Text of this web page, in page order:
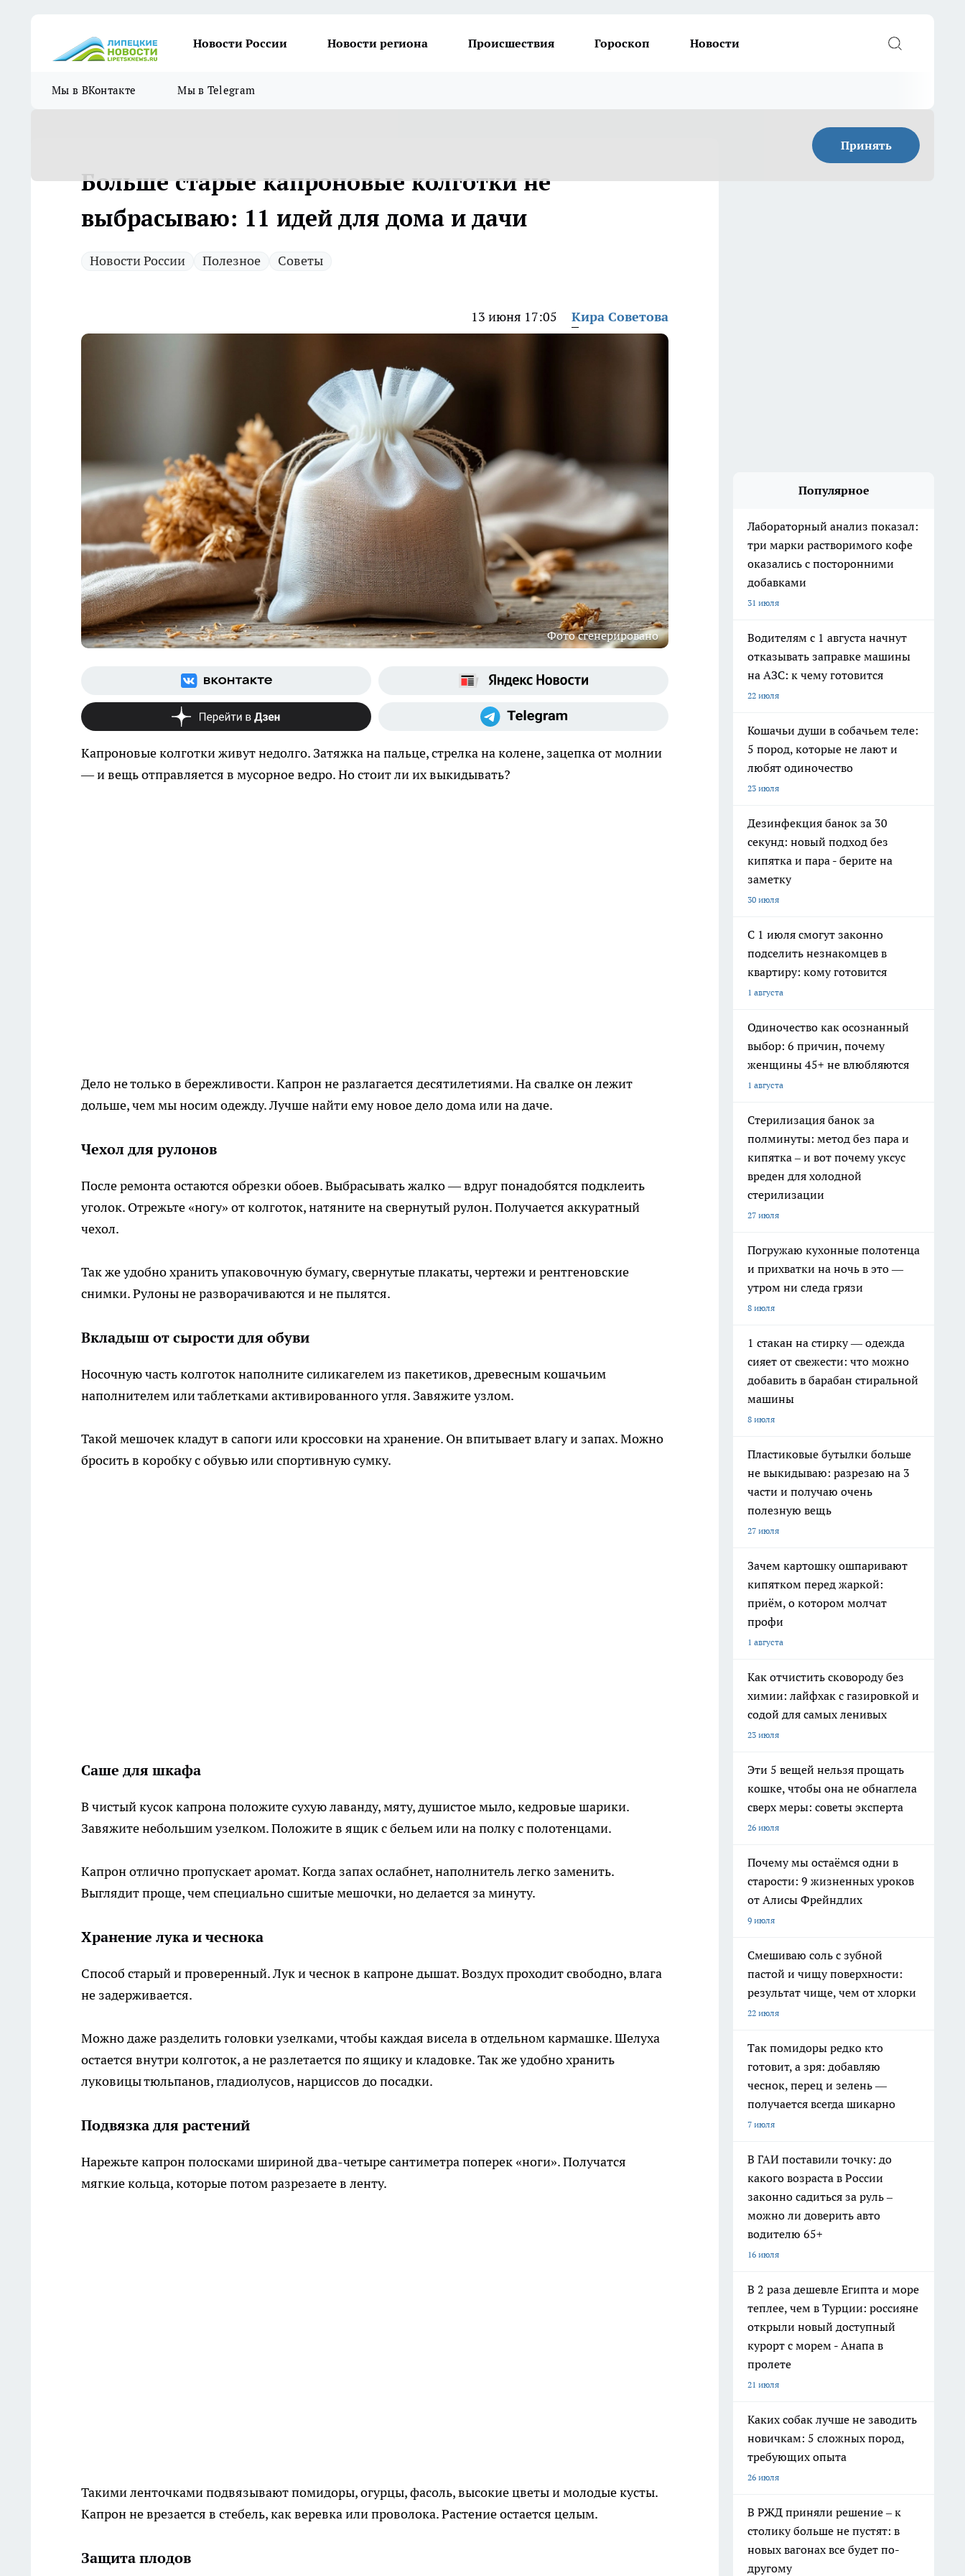
Новости России Новости региона Происшествия Гороскоп Новости
Мы в ВКонтакте Мы в Telegram
Принять
Больше старые капроновые колготки не
выбрасываю: 11 идей для дома и дачи
Новости России Полезное Советы
13 июня 17:05 Кира Советова
Фото сгенерировано
Капроновые колготки живут недолго. Затяжка на пальце, стрелка на колене, зацепка от молнии
— и вещь отправляется в мусорное ведро. Но стоит ли их выкидывать?
Дело не только в бережливости. Капрон не разлагается десятилетиями. На свалке он лежит
дольше, чем мы носим одежду. Лучше найти ему новое дело дома или на даче.
Чехол для рулонов
После ремонта остаются обрезки обоев. Выбрасывать жалко — вдруг понадобятся подклеить
уголок. Отрежьте «ногу» от колготок, натяните на свернутый рулон. Получается аккуратный
чехол.
Так же удобно хранить упаковочную бумагу, свернутые плакаты, чертежи и рентгеновские
снимки. Рулоны не разворачиваются и не пылятся.
Вкладыш от сырости для обуви
Носочную часть колготок наполните силикагелем из пакетиков, древесным кошачьим
наполнителем или таблетками активированного угля. Завяжите узлом.
Такой мешочек кладут в сапоги или кроссовки на хранение. Он впитывает влагу и запах. Можно
бросить в коробку с обувью или спортивную сумку.
Саше для шкафа
В чистый кусок капрона положите сухую лаванду, мяту, душистое мыло, кедровые шарики.
Завяжите небольшим узелком. Положите в ящик с бельем или на полку с полотенцами.
Капрон отлично пропускает аромат. Когда запах ослабнет, наполнитель легко заменить.
Выглядит проще, чем специально сшитые мешочки, но делается за минуту.
Хранение лука и чеснока
Способ старый и проверенный. Лук и чеснок в капроне дышат. Воздух проходит свободно, влага
не задерживается.
Можно даже разделить головки узелками, чтобы каждая висела в отдельном кармашке. Шелуха
остается внутри колготок, а не разлетается по ящику и кладовке. Так же удобно хранить
луковицы тюльпанов, гладиолусов, нарциссов до посадки.
Подвязка для растений
Нарежьте капрон полосками шириной два-четыре сантиметра поперек «ноги». Получатся
мягкие кольца, которые потом разрезаете в ленту.
Такими ленточками подвязывают помидоры, огурцы, фасоль, высокие цветы и молодые кусты.
Капрон не врезается в стебель, как веревка или проволока. Растение остается целым.
Защита плодов
Популярное
Лабораторный анализ показал:
три марки растворимого кофе
оказались с посторонними
добавками
31 июля
Водителям с 1 августа начнут
отказывать заправке машины
на АЗС: к чему готовится
22 июля
Кошачьи души в собачьем теле:
5 пород, которые не лают и
любят одиночество
23 июля
Дезинфекция банок за 30
секунд: новый подход без
кипятка и пара - берите на
заметку
30 июля
С 1 июля смогут законно
подселить незнакомцев в
квартиру: кому готовится
1 августа
Одиночество как осознанный
выбор: 6 причин, почему
женщины 45+ не влюбляются
1 августа
Стерилизация банок за
полминуты: метод без пара и
кипятка – и вот почему уксус
вреден для холодной
стерилизации
27 июля
Погружаю кухонные полотенца
и прихватки на ночь в это —
утром ни следа грязи
8 июля
1 стакан на стирку — одежда
сияет от свежести: что можно
добавить в барабан стиральной
машины
8 июля
Пластиковые бутылки больше
не выкидываю: разрезаю на 3
части и получаю очень
полезную вещь
27 июля
Зачем картошку ошпаривают
кипятком перед жаркой:
приём, о котором молчат
профи
1 августа
Как отчистить сковороду без
химии: лайфхак с газировкой и
содой для самых ленивых
23 июля
Эти 5 вещей нельзя прощать
кошке, чтобы она не обнаглела
сверх меры: советы эксперта
26 июля
Почему мы остаёмся одни в
старости: 9 жизненных уроков
от Алисы Фрейндлих
9 июля
Смешиваю соль с зубной
пастой и чищу поверхности:
результат чище, чем от хлорки
22 июля
Так помидоры редко кто
готовит, а зря: добавляю
чеснок, перец и зелень —
получается всегда шикарно
7 июля
В ГАИ поставили точку: до
какого возраста в России
законно садиться за руль –
можно ли доверить авто
водителю 65+
16 июля
В 2 раза дешевле Египта и море
теплее, чем в Турции: россияне
открыли новый доступный
курорт с морем - Анапа в
пролете
21 июля
Каких собак лучше не заводить
новичкам: 5 сложных пород,
требующих опыта
26 июля
В РЖД приняли решение – к
столику больше не пустят: в
новых вагонах все будет по-
другому